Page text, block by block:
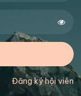
Đăng ký hội viên